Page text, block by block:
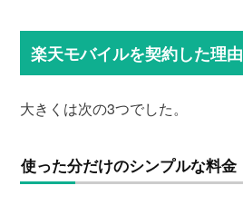
楽天モバイルを契約した理由
大きくは次の3つでした。
使った分だけのシンプルな料金